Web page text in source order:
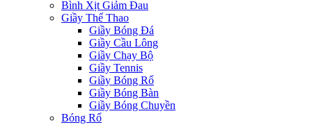
Bình Xịt Giảm Đau
Giầy Thể Thao
Giầy Bóng Đá
Giầy Cầu Lông
Giầy Chạy Bộ
Giầy Tennis
Giầy Bóng Rổ
Giầy Bóng Bàn
Giầy Bóng Chuyền
Bóng Rổ